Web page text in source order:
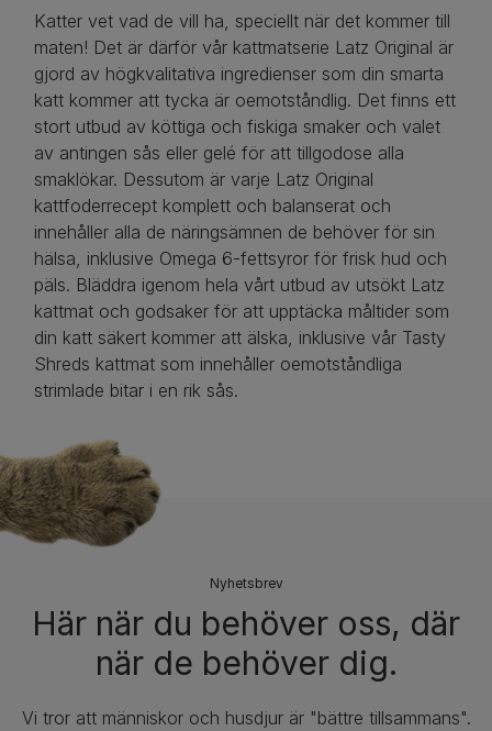
Katter vet vad de vill ha, speciellt när det kommer till
maten! Det är därför vår kattmatserie Latz Original är
gjord av högkvalitativa ingredienser som din smarta
katt kommer att tycka är oemotståndlig. Det finns ett
stort utbud av köttiga och fiskiga smaker och valet
av antingen sås eller gelé för att tillgodose alla
smaklökar. Dessutom är varje Latz Original
kattfoderrecept komplett och balanserat och
innehåller alla de näringsämnen de behöver för sin
hälsa, inklusive Omega 6-fettsyror för frisk hud och
päls. Bläddra igenom hela vårt utbud av utsökt Latz
kattmat och godsaker för att upptäcka måltider som
din katt säkert kommer att älska, inklusive vår Tasty
Shreds kattmat som innehåller oemotståndliga
strimlade bitar i en rik sås.
Nyhetsbrev​
Här när du behöver oss, där
när de behöver dig.
Vi tror att människor och husdjur är "bättre tillsammans".